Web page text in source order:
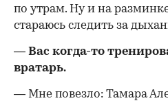
по утрам. Ну и на
стараюсь следить за
— Вас когда-то
вратарь.
— Мне повезло: Тамара